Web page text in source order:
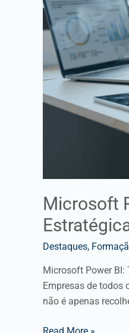
Microsoft
Destaques,
Microsoft Power BI:
Empresas de todos
não é apenas
Estratégicas